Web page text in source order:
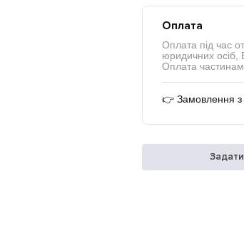
Оплата
Оплата під час
юридичних осіб,
Оплата
👉 Замовлення з